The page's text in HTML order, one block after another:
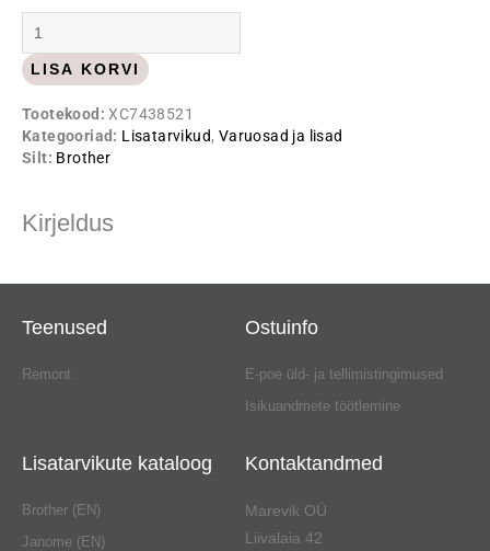
pedaal,
Brother
kogus
LISA KORVI
Tootekood:XC7438521
Kategooriad: Lisatarvikud, Varuosad ja lisad
Silt: Brother
Kirjeldus
Teenused
Remont
Ostuinfo
E-poe üld- ja tellimistingimused
Isikuandmete töötlemine
Lisatarvikute kataloog
Brother (EN)
Janome (EN)
Kontaktandmed
Marevik OÜ
Liivalaia 42